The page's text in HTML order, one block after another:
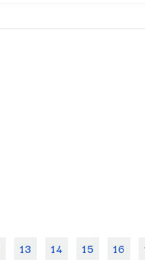
13 14 15 16